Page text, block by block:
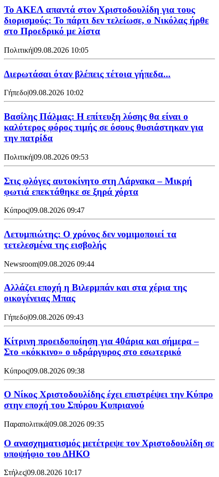
Το ΑΚΕΛ απαντά στον Χριστοδουλίδη για τους
διορισμούς: Το πάρτι δεν τελείωσε, ο Νικόλας ήρθε
στο Προεδρικό με λίστα
Πολιτική|09.08.2026 10:05
Διερωτάσαι όταν βλέπεις τέτοια γήπεδα...
Γήπεδο|09.08.2026 10:02
Βασίλης Πάλμας: Η επίτευξη λύσης θα είναι ο
καλύτερος φόρος τιμής σε όσους θυσιάστηκαν για
την πατρίδα
Πολιτική|09.08.2026 09:53
Στις φλόγες αυτοκίνητο στη Λάρνακα – Μικρή
φωτιά επεκτάθηκε σε ξηρά χόρτα
Κύπρος|09.08.2026 09:47
Λετυμπιώτης: Ο χρόνος δεν νομιμοποιεί τα
τετελεσμένα της εισβολής
Newsroom|09.08.2026 09:44
Aλλάζει εποχή η Βιλερμπάν και στα χέρια της
οικογένειας Μπας
Γήπεδο|09.08.2026 09:43
Κίτρινη προειδοποίηση για 40άρια και σήμερα –
Στο «κόκκινο» ο υδράργυρος στο εσωτερικό
Κύπρος|09.08.2026 09:38
Ο Νίκος Χριστοδουλίδης έχει επιστρέψει την Κύπρο
στην εποχή του Σπύρου Κυπριανού
Παραπολιτικά|09.08.2026 09:35
Ο ανασχηματισμός μετέτρεψε τον Χριστοδουλίδη σε
υποψήφιο του ΔΗΚΟ
Στήλες|09.08.2026 10:17